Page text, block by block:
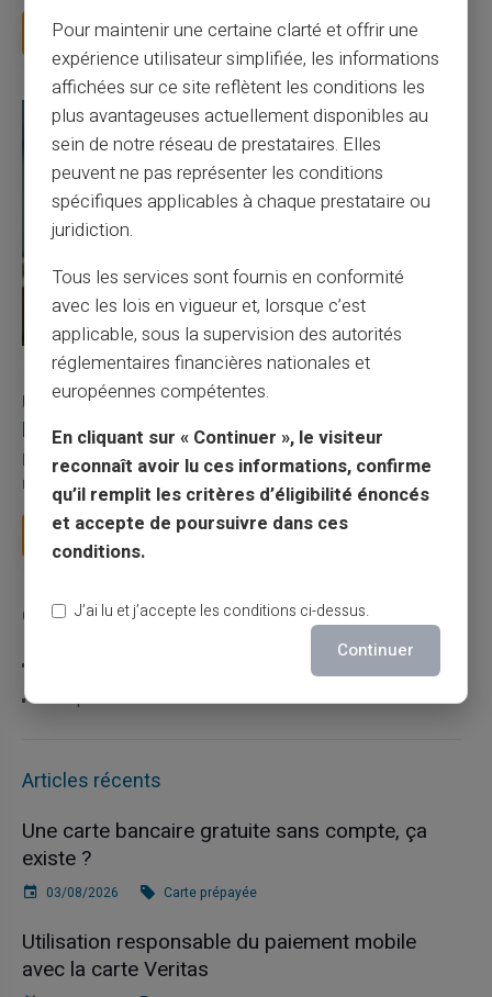
Lire la suite
27/07/2026 Veritas Carte prépayée
Utilisation responsable du paiement mobile avec
la carte Veritas
Le paiement mobile s'est imposé dans les habitudes quotidiennes,
mais il appelle des réflexes pour é...
Lire la suite
Catégories
Escroquerie
Articles récents
Une carte bancaire gratuite sans compte, ça
existe ?
03/08/2026 Carte prépayée
Utilisation responsable du paiement mobile
avec la carte Veritas
Pour maintenir une certaine clarté et offrir une
expérience utilisateur simplifiée, les informations
affichées sur ce site reflètent les conditions les
plus avantageuses actuellement disponibles au
sein de notre réseau de prestataires. Elles
peuvent ne pas représenter les conditions
spécifiques applicables à chaque prestataire ou
juridiction.
Tous les services sont fournis en conformité
avec les lois en vigueur et, lorsque c’est
applicable, sous la supervision des autorités
réglementaires financières nationales et
européennes compétentes.
En cliquant sur « Continuer », le visiteur
reconnaît avoir lu ces informations, confirme
qu’il remplit les critères d’éligibilité énoncés
et accepte de poursuivre dans ces
conditions.
J’ai lu et j’accepte les conditions ci-dessus.
Continuer